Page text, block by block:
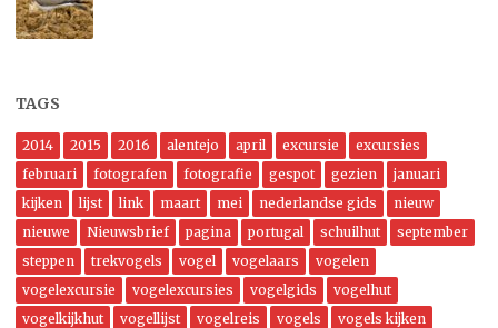
TAGS
2014 2015 2016 alentejo april excursie
excursies
februari
fotografen fotografie gespot gezien
januari
kijken
lijst link maart mei nederlandse gids
nieuw
nieuwe
Nieuwsbrief pagina portugal schuilhut
september
steppen
trekvogels vogel vogelaars
vogelen
vogelexcursie
vogelexcursies vogelgids
vogelhut
vogelkijkhut
vogellijst vogelreis vogels
vogels kijken